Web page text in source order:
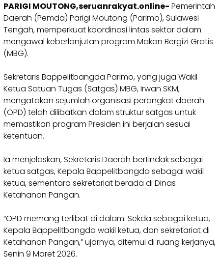
PARIGI MOUTONG,seruanrakyat.online- Pemerintah
Daerah (Pemda) Parigi Moutong (Parimo), Sulawesi
Tengah, memperkuat koordinasi lintas sektor dalam
mengawal keberlanjutan program Makan Bergizi Gratis
(MBG).
Sekretaris Bappelitbangda Parimo, yang juga Wakil
Ketua Satuan Tugas (Satgas) MBG, Irwan SKM,
mengatakan sejumlah organisasi perangkat daerah
(OPD) telah dilibatkan dalam struktur satgas untuk
memastikan program Presiden ini berjalan sesuai
ketentuan.
Ia menjelaskan, Sekretaris Daerah bertindak sebagai
ketua satgas, Kepala Bappelitbangda sebagai wakil
ketua, sementara sekretariat berada di Dinas
Ketahanan Pangan.
“OPD memang terlibat di dalam. Sekda sebagai ketua,
Kepala Bappelitbangda wakil ketua, dan sekretariat di
Ketahanan Pangan,” ujarnya, ditemui di ruang kerjanya,
Senin 9 Maret 2026.